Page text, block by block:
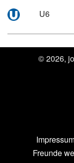
U6
© 2026,
Freunde